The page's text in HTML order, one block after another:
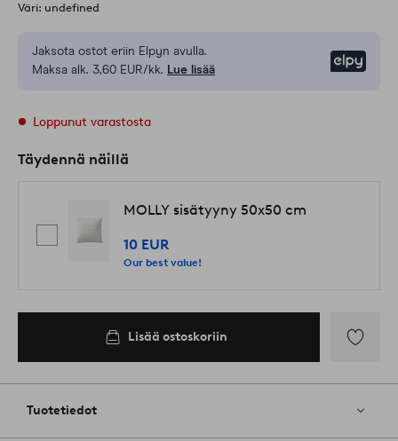
Väri: undefined
Jaksota ostot eriin Elpyn avulla.
Maksa alk. 3,60 EUR/kk. Lue lisää
Loppunut varastosta
Täydennä näillä
MOLLY sisätyyny 50x50 cm
10 EUR
Our best value!
Lisää ostoskoriin
Tuotetiedot